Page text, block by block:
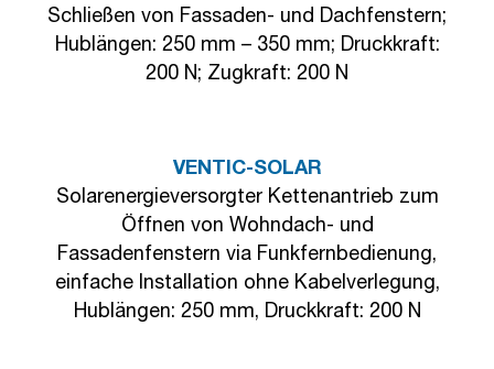
Schließen von Fassaden- und Dachfenstern;
Hublängen: 250 mm – 350 mm; Druckkraft:
200 N; Zugkraft: 200 N
VENTIC-SOLAR
Solarenergieversorgter Kettenantrieb zum
Öffnen von Wohndach- und
Fassadenfenstern via Funkfernbedienung,
einfache Installation ohne Kabelverlegung,
Hublängen: 250 mm, Druckkraft: 200 N